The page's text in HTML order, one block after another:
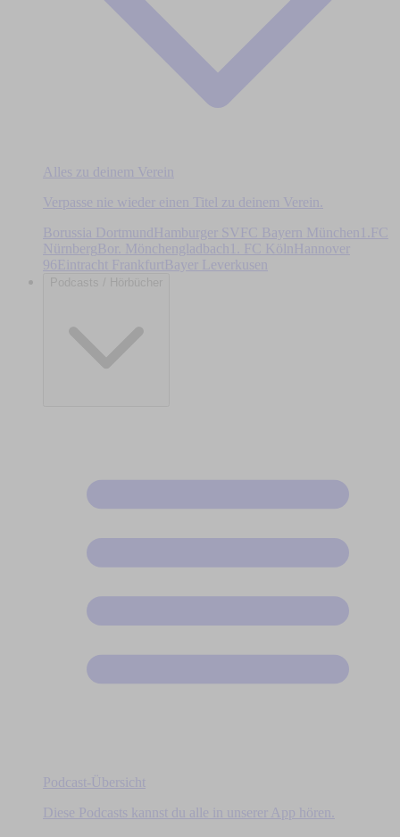
Alles zu deinem Verein
Verpasse nie wieder einen Titel zu deinem Verein.
Borussia DortmundHamburger SV FC Bayern München
1.FC
Nürnberg Bor. Mönchengladbach 1. FC Köln
Hannover
96Eintracht Frankfurt Bayer Leverkusen
Podcasts / Hörbücher
Podcast-Übersicht
Diese Podcasts kannst du alle in unserer App hören.